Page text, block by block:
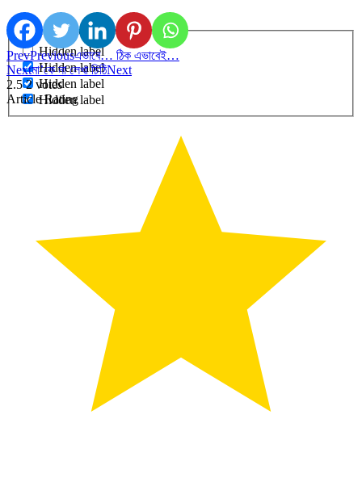
Generic filters
Hidden label
Hidden label
Hidden label
Hidden label
PrevPreviousএভাবে… ঠিক এভাবেই…
Nextমা’কে না লেখা চিঠিNext
2.5 2 votes
Article Rating